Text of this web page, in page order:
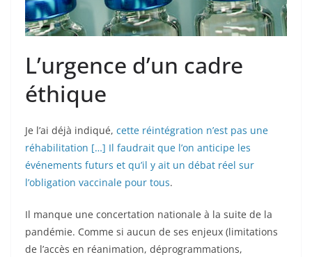
L’urgence d’un cadre
éthique
Je l’ai déjà indiqué, cette réintégration n’est pas une
réhabilitation […] Il faudrait que l’on anticipe les
événements futurs et qu’il y ait un débat réel sur
l’obligation vaccinale pour tous.
Il manque une concertation nationale à la suite de la
pandémie. Comme si aucun de ses enjeux (limitations
de l’accès en réanimation, déprogrammations,